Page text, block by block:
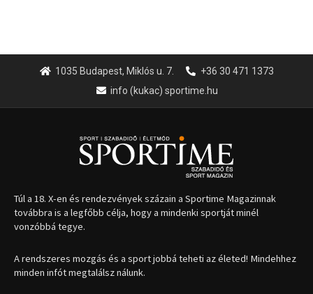
1035 Budapest, Miklós u. 7.
+36 30 471 1373
info (kukac) sportime.hu
Túl a 18. X-en és rendezvények százain a Sportime Magazinnak
továbbra is a legfőbb célja, hogy a mindenki sportját minél
vonzóbbá tegye.
A rendszeres mozgás és a sport jobbá teheti az életed! Mindehhez
minden infót megtalálsz nálunk.